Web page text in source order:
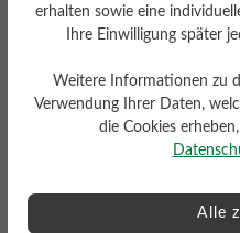
Sommerschuhe für
fußgerechte Passform
angenehmer
für Alltag, Freizeit und
Wie
erhalten sowie eine
Ihre Einwilligung später
Weitere Informationen zu
Verwendung Ihrer Daten,
die Cookies
Alle